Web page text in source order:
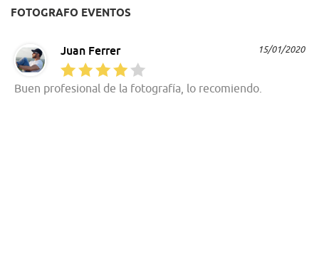
FOTOGRAFO EVENTOS
Juan Ferrer 15/01/2020
Buen profesional de la fotografía, lo recomiendo.